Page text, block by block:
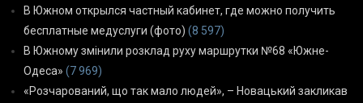
В Южном открылся частный кабинет, где можно получить
бесплатные медуслуги (фото) (8 597)
В Южному змінили розклад руху маршрутки №68 «Южне-
Одеса» (7 969)
«Розчарований, що так мало людей», – Новацький закликав